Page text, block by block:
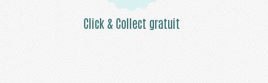
Click & Collect gratuit